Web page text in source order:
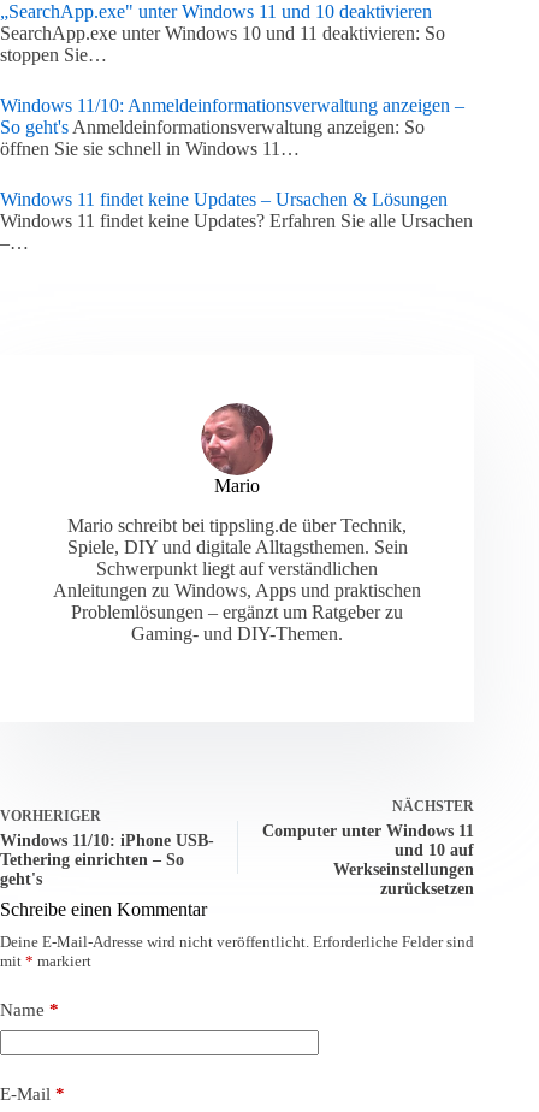
„SearchApp.exe" unter Windows 11 und 10 deaktivieren
SearchApp.exe unter Windows 10 und 11 deaktivieren: So
stoppen Sie…
Windows 11/10: Anmeldeinformationsverwaltung anzeigen –
So geht'sAnmeldeinformationsverwaltung anzeigen: So
öffnen Sie sie schnell in Windows 11…
Windows 11 findet keine Updates – Ursachen & Lösungen
Windows 11 findet keine Updates? Erfahren Sie alle Ursachen
–…
Mario
Mario schreibt bei tippsling.de über Technik,
Spiele, DIY und digitale Alltagsthemen. Sein
Schwerpunkt liegt auf verständlichen
Anleitungen zu Windows, Apps und praktischen
Problemlösungen – ergänzt um Ratgeber zu
Gaming- und DIY-Themen.
VORHERIGER
Windows 11/10: iPhone USB-
Tethering einrichten – So
geht's
NÄCHSTER
Computer unter Windows 11
und 10 auf
Werkseinstellungen
zurücksetzen
Schreibe einen Kommentar
Deine E-Mail-Adresse wird nicht veröffentlicht. Erforderliche Felder sind
mit * markiert
Name *
E-Mail *